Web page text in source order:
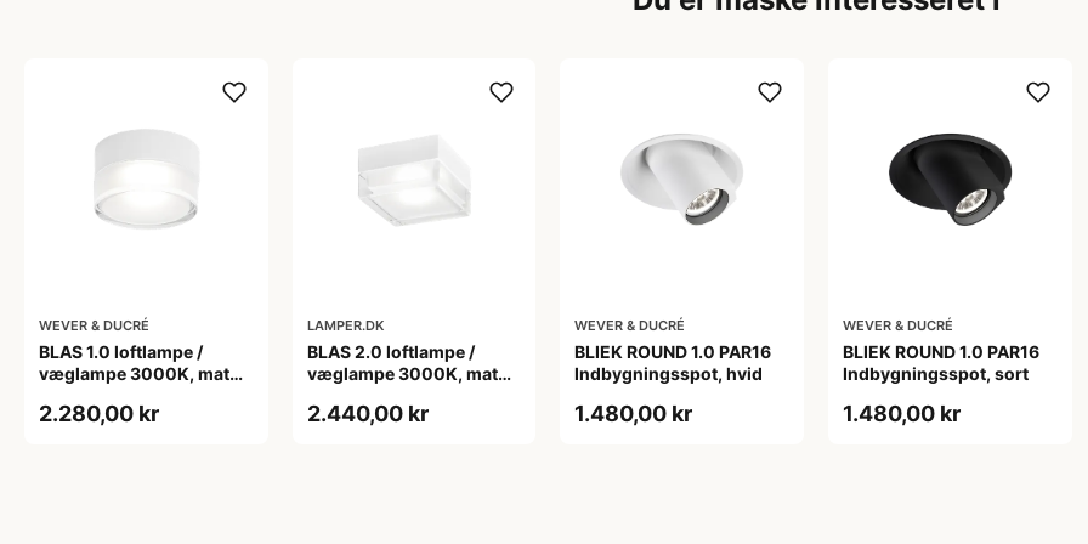
WEVER & DUCRÉ
BLAS 1.0 loftlampe /
væglampe 3000K, mat
2.280,00 kr
LAMPER.DK
BLAS 2.0 loftlampe /
væglampe 3000K, mat
2.440,00 kr
WEVER & DUCRÉ
BLIEK ROUND 1.0 PAR16
Indbygningsspot, hvid
1.480,00 kr
WEVER & DUCRÉ
BLIEK ROUND 1.0 PAR16
Indbygningsspot, sort
1.480,00 kr